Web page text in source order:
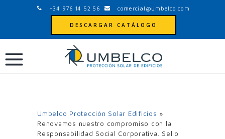
+34 976 14 52 56 comercial@umbelco.com
DESCARGAR CATÁLOGO
Umbelco Protección Solar Edificios »
Renovamos nuestro compromiso con la
Responsabilidad Social Corporativa. Sello